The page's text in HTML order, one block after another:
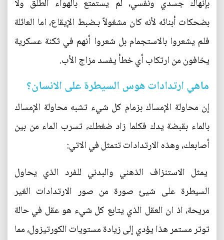
بإنهاك جسدي ونفسي، لم يستمتع بالهواء الطلق ولا
بضحكات أبنائه لأنه كان مشغولاً بـضبط الإيقاع، اما العائلة
فلم يشعروا بالاستجمام بل شعروا أنهم في ثكنة عسكرية
يخافون من ارتكاب أي خطأ يفسد مزاج الأب.
ماهي ارتدادات هوس السيطرة على الانسان؟
إن محاولة الإمساك بزمام كل شيء تشبه محاولة الإمساك
بالماء بقبضة يدك فكلما زاد ضغطك، تسرب الماء من بين
أصابعك، وهذه الارتدادات تتمثل في الاتي:
يمثل الاستنزاف الذهني والبدني للفرد الذي يحاول
السيطرة على شيئ صورة من صور الارتدادات الغير
مريحة، اذ ان العقل الذي يتابع كل شيء هو عقل في حالة
توتر مستمر هذا يؤدي إلى زيادة مستويات الكورتيزول، مما